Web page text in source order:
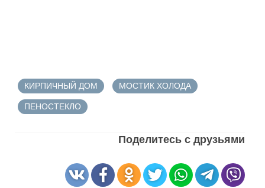
КИРПИЧНЫЙ ДОМ МОСТИК ХОЛОДА
ПЕНОСТЕКЛО
Поделитесь с друзьями